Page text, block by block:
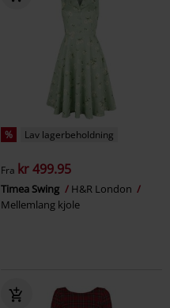
% Lav lagerbeholdning
Fra kr 499.95
Timea Swing
H&R London
Mellemlang kjole